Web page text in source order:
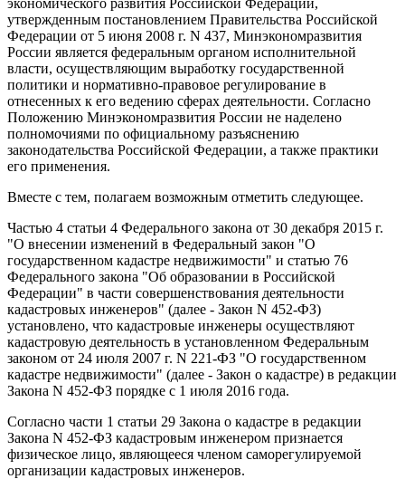
утвержденным постановлением Правительства Российской
Федерации от 5 июня 2008 г. N 437, Минэкономразвития
России является федеральным органом исполнительной
власти, осуществляющим выработку государственной
политики и нормативно-правовое регулирование в
отнесенных к его ведению сферах деятельности. Согласно
Положению Минэкономразвития России не наделено
полномочиями по официальному разъяснению
законодательства Российской Федерации, а также практики
его применения.
Вместе с тем, полагаем возможным отметить следующее.
Частью 4 статьи 4 Федерального закона от 30 декабря 2015 г.
"О внесении изменений в Федеральный закон "О
государственном кадастре недвижимости" и статью 76
Федерального закона "Об образовании в Российской
Федерации" в части совершенствования деятельности
кадастровых инженеров" (далее - Закон N 452-ФЗ)
установлено, что кадастровые инженеры осуществляют
кадастровую деятельность в установленном Федеральным
законом от 24 июля 2007 г. N 221-ФЗ "О государственном
кадастре недвижимости" (далее - Закон о кадастре) в редакции
Закона N 452-ФЗ порядке с 1 июля 2016 года.
Согласно части 1 статьи 29 Закона о кадастре в редакции
Закона N 452-ФЗ кадастровым инженером признается
физическое лицо, являющееся членом саморегулируемой
организации кадастровых инженеров.